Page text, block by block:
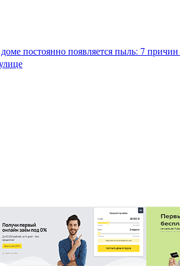
постоянно появляется пыль: 7 причин